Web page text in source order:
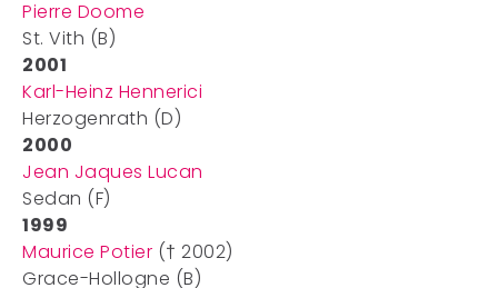
Pierre Doome
St. Vith (B)
2001
Karl-Heinz Hennerici
Herzogenrath (D)
2000
Jean Jaques Lucan
Sedan (F)
1999
Maurice Potier († 2002)
Grace-Hollogne (B)